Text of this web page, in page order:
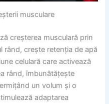
musculare
creșterea musculară prin
rând, crește retenția de apă
celulară care activează
rând, îmbunătățește
un volum și o
adaptarea